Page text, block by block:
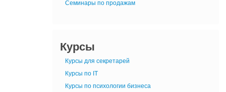
Семинары по продажам
Курсы
Курсы для секретарей
Курсы по IT
Курсы по психологии бизнеса